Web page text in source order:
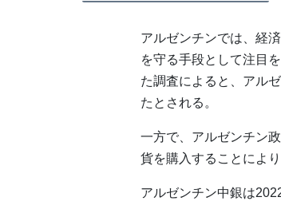
アルゼンチンでは、経
を守る手段として注目
た調査によると、アル
たとされる。
一方で、アルゼンチン
貨を購入することによ
アルゼンチン中銀は